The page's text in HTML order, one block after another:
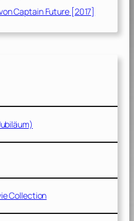
Captain Future [2017]
Collection